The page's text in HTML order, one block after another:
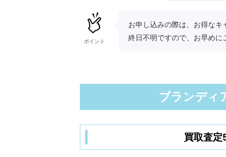
ポイント
お申し込みの際は、お得な
終日不明ですので、お早めに
ブランディ
買取査定